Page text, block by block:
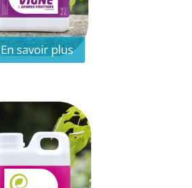
En savoir plus